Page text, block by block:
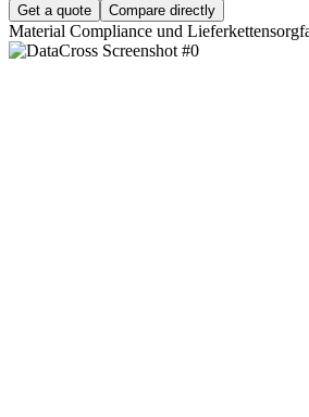
Get a quote Compare directly
Material Compliance und